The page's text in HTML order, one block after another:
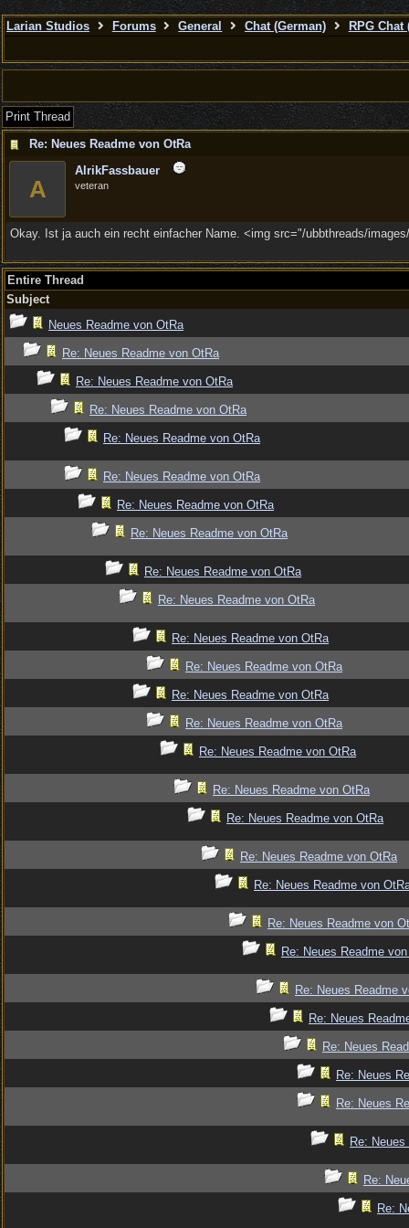
Larian Studios Forums General Chat (German) RPG Chat
Print Thread
Re: Neues Readme von OtRa
A
AlrikFassbauer
veteran
Okay. Ist ja auch ein recht einfacher Name. <img src="/ubbthreads/
Entire Thread
Subject
Neues Readme von OtRa
Re: Neues Readme von OtRa
Re: Neues Readme von OtRa
Re: Neues Readme von OtRa
Re: Neues Readme von OtRa
Re: Neues Readme von OtRa
Re: Neues Readme von OtRa
Re: Neues Readme von OtRa
Re: Neues Readme von OtRa
Re: Neues Readme von OtRa
Re: Neues Readme von OtRa
Re: Neues Readme von OtRa
Re: Neues Readme von OtRa
Re: Neues Readme von OtRa
Re: Neues Readme von OtRa
Re: Neues Readme von OtRa
Re: Neues Readme von OtRa
Re: Neues Readme von OtRa
Re: Neues Readme von
Re: Neues Readme von
Re: Neues Readme
Re: Neues Readme
Re: Neues
Re: Neues
Re: Neues
Re: Neues
Re:
Re:
Re: